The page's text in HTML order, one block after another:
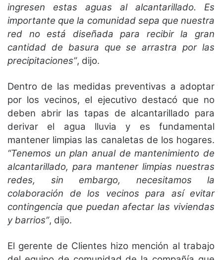
ingresen estas aguas al alcantarillado. Es
importante que la comunidad sepa que nuestra
red no está diseñada para recibir la gran
cantidad de basura que se arrastra por las
precipitaciones”, dijo.
Dentro de las medidas preventivas a adoptar
por los vecinos, el ejecutivo destacó que no
deben abrir las tapas de alcantarillado para
derivar el agua lluvia y es fundamental
mantener limpias las canaletas de los hogares.
“Tenemos un plan anual de mantenimiento de
alcantarillado, para mantener limpias nuestras
redes, sin embargo, necesitamos la
colaboración de los vecinos para así evitar
contingencia que puedan afectar las viviendas
y barrios”, dijo.
El gerente de Clientes hizo mención al trabajo